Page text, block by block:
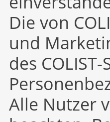
Die von
und
des
Alle Nutzer